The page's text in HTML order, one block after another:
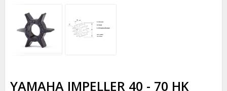
YAMAHA IMPELLER 40 - 70 HK